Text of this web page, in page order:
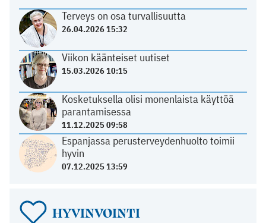
Terveys on osa turvallisuutta
26.04.2026 15:32
Viikon käänteiset uutiset
15.03.2026 10:15
Kosketuksella olisi monenlaista käyttöä
parantamisessa
11.12.2025 09:58
Espanjassa perusterveydenhuolto toimii
hyvin
07.12.2025 13:59
HYVINVOINTI